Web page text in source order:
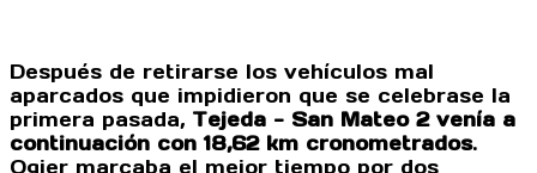
Después de retirarse los vehículos mal
aparcados que impidieron que se celebrase la
primera pasada, Tejeda - San Mateo 2 venía a
continuación con 18,62 km cronometrados.
Ogier marcaba el mejor tiempo por dos